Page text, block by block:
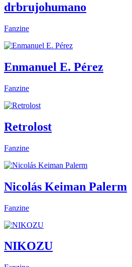
drbrujohumano
Fanzine
Enmanuel E. Pérez
Fanzine
Retrolost
Fanzine
Nicolás Keiman Palerm
Fanzine
NIKOZU